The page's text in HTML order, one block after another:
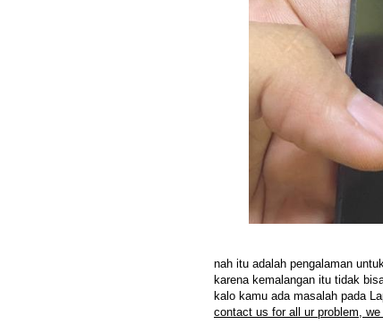
nah itu adalah pengalaman
karena kemalangan itu tidak
kalo kamu ada masalah pada
contact us for all ur problem,